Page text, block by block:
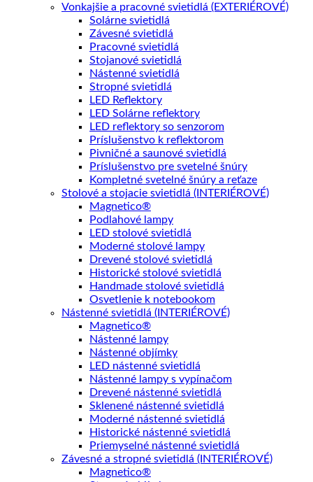
Vonkajšie a pracovné svietidlá (EXTERIÉROVÉ)
Solárne svietidlá
Závesné svietidlá
Pracovné svietidlá
Stojanové svietidlá
Nástenné svietidlá
Stropné svietidlá
LED Reflektory
LED Solárne reflektory
LED reflektory so senzorom
Príslušenstvo k reflektorom
Pivničné a saunové svietidlá
Príslušenstvo pre svetelné šnúry
Kompletné svetelné šnúry a reťaze
Stolové a stojacie svietidlá (INTERIÉROVÉ)
Magnetico®
Podlahové lampy
LED stolové svietidlá
Moderné stolové lampy
Drevené stolové svietidlá
Historické stolové svietidlá
Handmade stolové svietidlá
Osvetlenie k notebookom
Nástenné svietidlá (INTERIÉROVÉ)
Magnetico®
Nástenné lampy
Nástenné objímky
LED nástenné svietidlá
Nástenné lampy s vypínačom
Drevené nástenné svietidlá
Sklenené nástenné svietidlá
Moderné nástenné svietidlá
Historické nástenné svietidlá
Priemyselné nástenné svietidlá
Závesné a stropné svietidlá (INTERIÉROVÉ)
Magnetico®